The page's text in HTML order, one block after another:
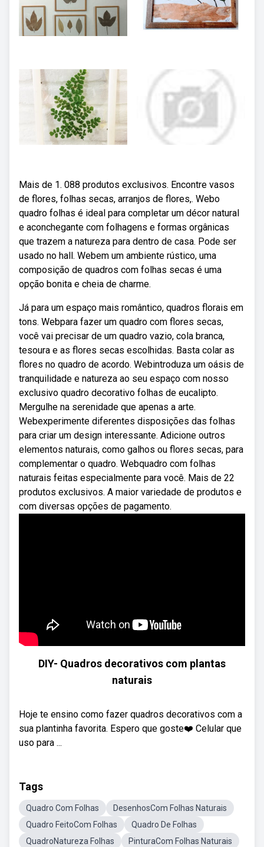
Mais de 1. 088 produtos exclusivos. Encontre vasos
de flores, folhas secas, arranjos de flores,. Webo
quadro folhas é ideal para completar um décor natural
e aconchegante com folhagens e formas orgânicas
que trazem a natureza para dentro de casa. Pode ser
usado no hall. Webem um ambiente rústico, uma
composição de quadros com folhas secas é uma
opção bonita e cheia de charme.
Já para um espaço mais romântico, quadros florais em
tons. Webpara fazer um quadro com flores secas,
você vai precisar de um quadro vazio, cola branca,
tesoura e as flores secas escolhidas. Basta colar as
flores no quadro de acordo. Webintroduza um oásis de
tranquilidade e natureza ao seu espaço com nosso
exclusivo quadro decorativo folhas de eucalipto.
Mergulhe na serenidade que apenas a arte.
Webexperimente diferentes disposições das folhas
para criar um design interessante. Adicione outros
elementos naturais, como galhos ou flores secas, para
complementar o quadro. Webquadro com folhas
naturais feitas especialmente para você. Mais de 22
produtos exclusivos. A maior variedade de produtos e
com diversas opções de pagamento.
DIY- Quadros decorativos com plantas
naturais
Hoje te ensino como fazer quadros decorativos com a
sua plantinha favorita. Espero que goste❤️ Celular que
uso para ...
Tags
Quadro Com Folhas
DesenhosCom Folhas Naturais
Quadro FeitoCom Folhas
Quadro De Folhas
QuadroNatureza Folhas
PinturaCom Folhas Naturais